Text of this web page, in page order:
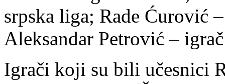
srpska liga; Rade Ćurović
Aleksandar Petrović –
Igrači koji su bili učesnici